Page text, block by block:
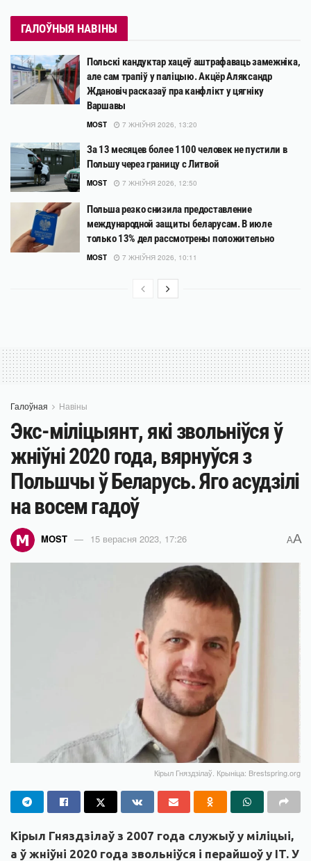
ГАЛОЎНЫЯ НАВІНЫ
Польскі кандуктар хацеў аштрафаваць замежніка,
але сам трапіў у паліцыю. Акцёр Аляксандр
Ждановіч расказаў пра канфлікт у цягніку
Варшавы
MOST 7 ЖНІЎНЯ 2026, 13:20
За 13 месяцев более 1100 человек не пустили в
Польшу через границу с Литвой
MOST 7 ЖНІЎНЯ 2026, 12:50
Польша резко снизила предоставление
международной защиты беларусам. В июле
только 13% дел рассмотрены положительно
MOST 7 ЖНІЎНЯ 2026, 10:11
Галоўная Навіны
Экс-міліцыянт, які звольніўся ў
жніўні 2020 года, вярнуўся з
Польшчы ў Беларусь. Яго асудзілі
на восем гадоў
MOST 15 верасня 2023, 17:26 AA
Кірыл Гняздзілаў. Крыніца: Brestspring.org
Кірыл Гняздзілаў з 2007 года служыў у міліцыі,
а ў жніўні 2020 года звольніўся і перайшоў у IT. У